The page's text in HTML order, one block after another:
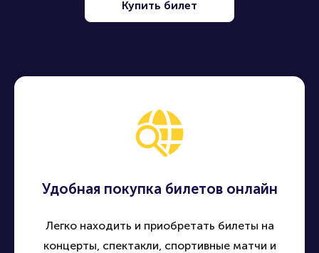
Купить билет
Удобная покупка билетов онлайн
Легко находить и приобретать билеты на
концерты, спектакли, спортивные матчи и